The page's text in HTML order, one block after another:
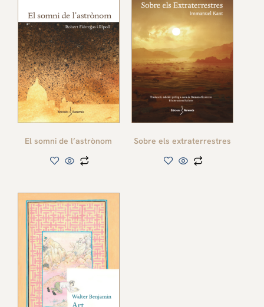
El somni de l’astrònom Sobre els extraterrestres